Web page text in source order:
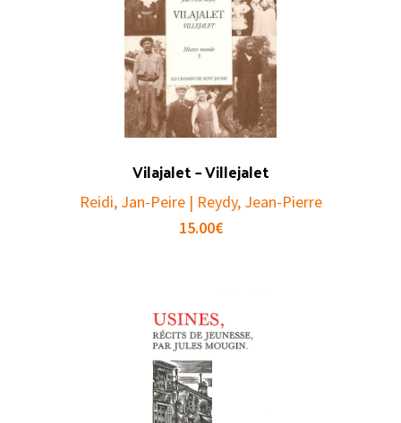
Vilajalet – Villejalet
Reidi, Jan-Peire | Reydy, Jean-Pierre
15.00€